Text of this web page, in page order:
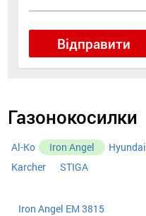
Відправити
Газонокосилки
Al-Ko Iron Angel Hyundai
Karcher
STIGA
Iron Angel EM 3815